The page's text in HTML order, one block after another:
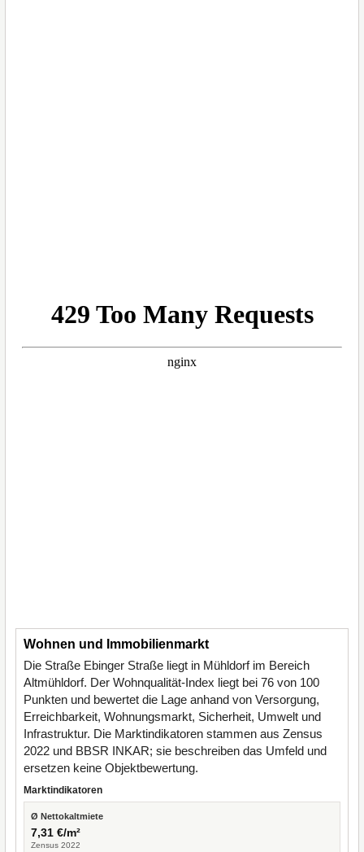
Wohnen und Immobilienmarkt
Die Straße Ebinger Straße liegt in Mühldorf im Bereich
Altmühldorf. Der Wohnqualität-Index liegt bei 76 von 100
Punkten und bewertet die Lage anhand von Versorgung,
Erreichbarkeit, Wohnungsmarkt, Sicherheit, Umwelt und
Infrastruktur. Die Marktindikatoren stammen aus Zensus
2022 und BBSR INKAR; sie beschreiben das Umfeld und
ersetzen keine Objektbewertung.
Marktindikatoren
Ø Nettokaltmiete
7,31 €/m²
Zensus 2022